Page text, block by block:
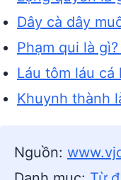
Dây cà dây
Phạm qui là
Láu tôm láu cá
Khuynh thành
Nguồn: